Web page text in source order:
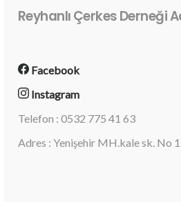
Reyhanlı Çerkes Derneği
Facebook
Instagram
Telefon : 0532 775 41 63
Adres : Yenişehir MH.kale sk. No